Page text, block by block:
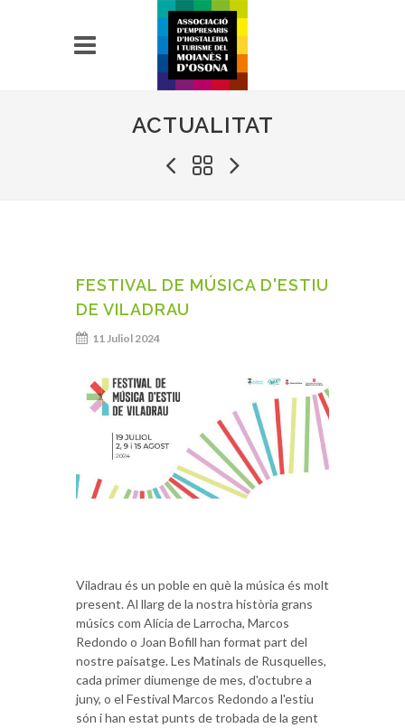
ACTUALITAT
FESTIVAL DE MÚSICA D'ESTIU
DE VILADRAU
11 Juliol 2024
Viladrau és un poble en què la música és molt
present. Al llarg de la nostra història grans
músics com Alícia de Larrocha, Marcos
Redondo o Joan Bofill han format part del
nostre paisatge. Les Matinals de Rusquelles,
cada primer diumenge de mes, d'octubre a
juny, o el Festival Marcos Redondo a l'estiu
són i han estat punts de trobada de la gent